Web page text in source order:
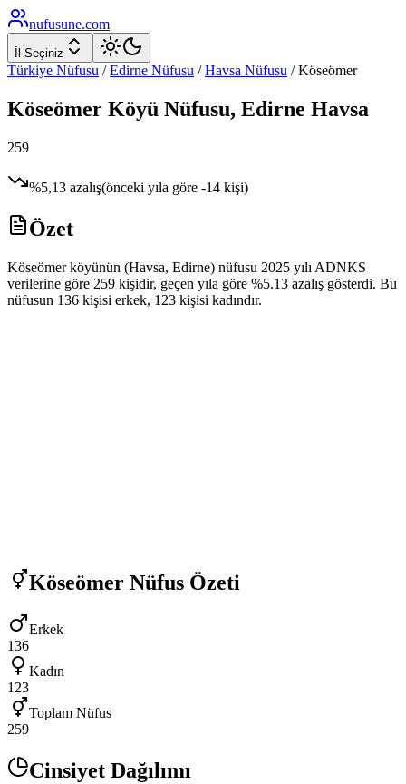
nufusune.com
İl Seçiniz
Türkiye Nüfusu / Edirne Nüfusu / Havsa Nüfusu /Köseömer
Köseömer Köyü Nüfusu, Edirne Havsa
259
%5,13 azalış(önceki yıla göre -14 kişi)
Özet
Köseömer köyünün (Havsa, Edirne) nüfusu 2025 yılı ADNKS
verilerine göre 259 kişidir, geçen yıla göre %5.13 azalış gösterdi. Bu
nüfusun 136 kişisi erkek, 123 kişisi kadındır.
Köseömer Nüfus Özeti
Erkek
136
Kadın
123
Toplam Nüfus
259
Cinsiyet Dağılımı